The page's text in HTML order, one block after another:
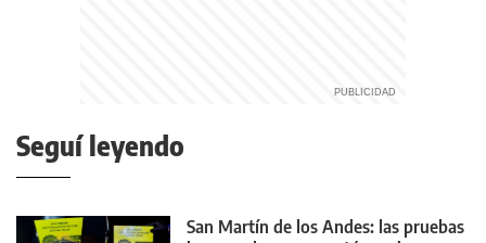
Seguí leyendo
San Martín de los Andes: las pruebas